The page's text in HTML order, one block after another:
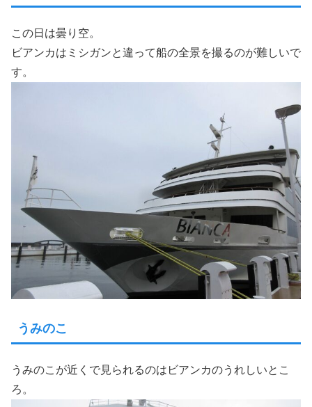
この日は曇り空。
ビアンカはミシガンと違って船の全景を撮るのが難しいで
す。
うみのこ
うみのこが近くで見られるのはビアンカのうれしいとこ
ろ。